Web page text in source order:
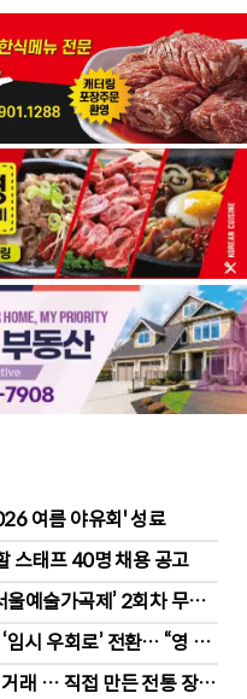
여름 야유회' 성료
스태프 40명 채용 공고
예술가곡제’ 2회차 무대
임시 우회로’ 전환… “영 스
래 … 직접 만든 전통 장류